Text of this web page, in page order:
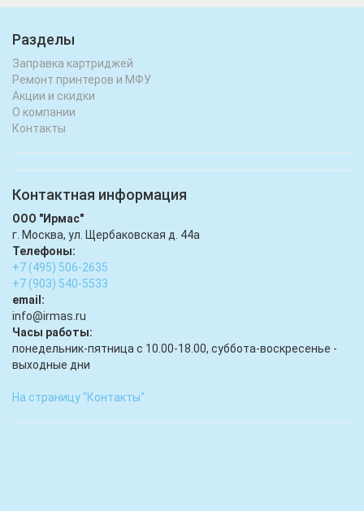
Разделы
Заправка картриджей
Ремонт принтеров и МФУ
Акции и скидки
О компании
Контакты
Контактная информация
ООО "Ирмас"
г. Москва, ул. Щербаковская д. 44а
Телефоны:
+7 (495) 506-2635
+7 (903) 540-5533
email:
infо@irmas.ru
Часы работы:
понедельник-пятница с 10.00-18.00, суббота-воскресенье -
выходные дни
На страницу "Контакты"